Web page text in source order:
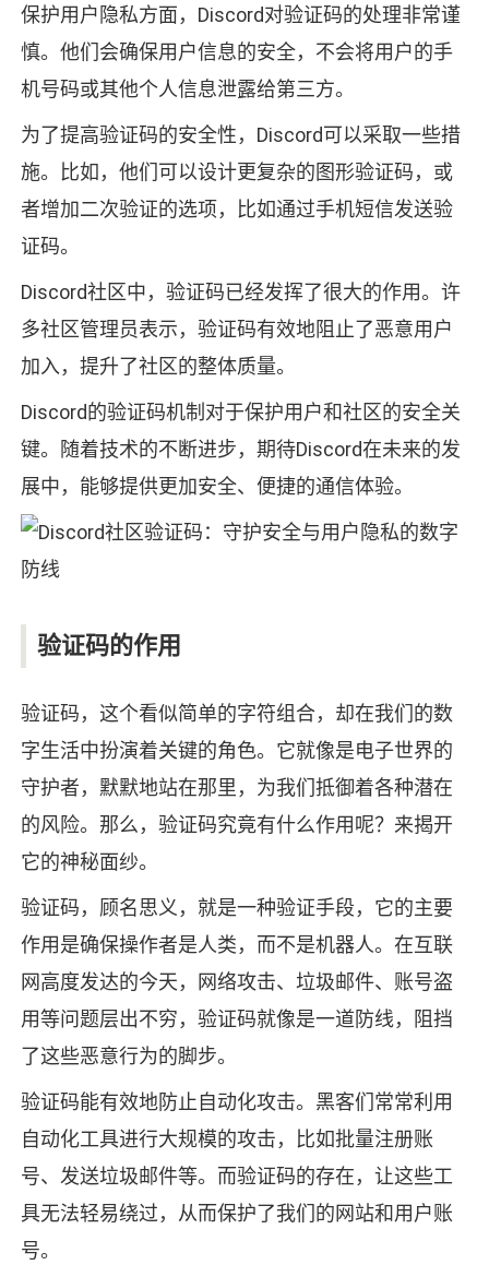
保护用户隐私方面，Discord对验证码的处理非常谨
慎。他们会确保用户信息的安全，不会将用户的手
机号码或其他个人信息泄露给第三方。
为了提高验证码的安全性，Discord可以采取一些措
施。比如，他们可以设计更复杂的图形验证码，或
者增加二次验证的选项，比如通过手机短信发送验
证码。
Discord社区中，验证码已经发挥了很大的作用。许
多社区管理员表示，验证码有效地阻止了恶意用户
加入，提升了社区的整体质量。
Discord的验证码机制对于保护用户和社区的安全关
键。随着技术的不断进步，期待Discord在未来的发
展中，能够提供更加安全、便捷的通信体验。
验证码的作用
验证码，这个看似简单的字符组合，却在我们的数
字生活中扮演着关键的角色。它就像是电子世界的
守护者，默默地站在那里，为我们抵御着各种潜在
的风险。那么，验证码究竟有什么作用呢？来揭开
它的神秘面纱。
验证码，顾名思义，就是一种验证手段，它的主要
作用是确保操作者是人类，而不是机器人。在互联
网高度发达的今天，网络攻击、垃圾邮件、账号盗
用等问题层出不穷，验证码就像是一道防线，阻挡
了这些恶意行为的脚步。
验证码能有效地防止自动化攻击。黑客们常常利用
自动化工具进行大规模的攻击，比如批量注册账
号、发送垃圾邮件等。而验证码的存在，让这些工
具无法轻易绕过，从而保护了我们的网站和用户账
号。